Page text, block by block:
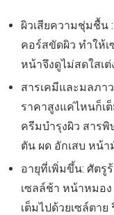
ผิวเสียความชุ่มชื้น
คอร์สขัดผิว ทำให้เ
หน้าจึงดูไม่สดใสเต่
สารเคมีและมลภา
ราคาสูงแค่ไหนก็เ
ครีมบำรุงผิว สาร
ตัน ผด อักเสบ หน้
อายุที่เพิ่มขึ้น: ศัตรู
เซลล์ช้า หน้าหมอง
เต็มไปด้วยเซล์ตา